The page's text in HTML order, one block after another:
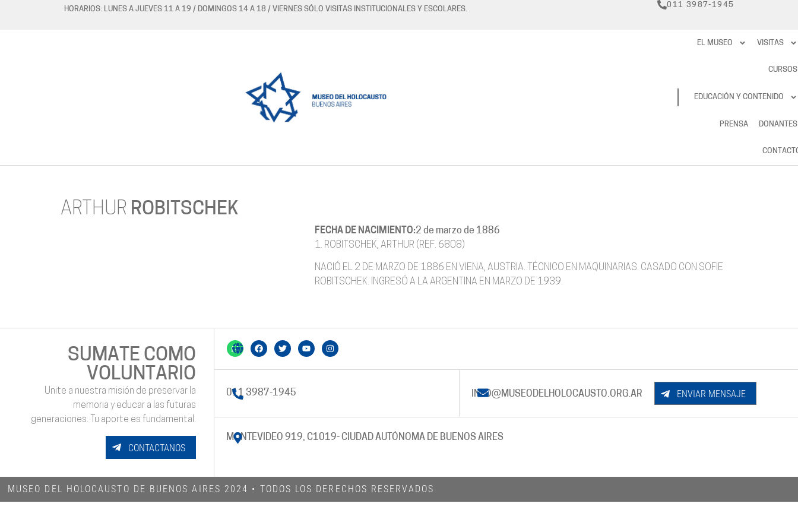
HORARIOS: LUNES A JUEVES 11 A 19 / DOMINGOS 14 A 18 / VIERNES SÓLO VISITAS INSTITUCIONALES Y ESCOLARES.
011 3987-1945
RESERVAS
EL MUSEO VISITAS
CURSOS
EDUCACIÓN Y CONTENIDO
PRENSA DONANTES
ARTHUR ROBITSCHEK
FECHA DE NACIMIENTO:2 de marzo de 1886
1. ROBITSCHEK, ARTHUR (REF. 6808)
NACIÓ EL 2 DE MARZO DE 1886 EN VIENA, AUSTRIA. TÉCNICO EN MAQUINARIAS. CASADO CON SOFIE
ROBITSCHEK. INGRESÓ A LA ARGENTINA EN MARZO DE 1939.
SUMATE COMO
VOLUNTARIO
Unite a nuestra misión de preservar la
memoria y educar a las futuras
generaciones. Tu aporte es fundamental.
CONTACTANOS
011 3987-1945 INFO@MUSEODELHOLOCAUSTO.ORG.AR ENVIAR MENSAJE
MONTEVIDEO 919, C1019- CIUDAD AUTÓNOMA DE BUENOS AIRES
MUSEO DEL HOLOCAUSTO DE BUENOS AIRES 2024​ • TODOS LOS DERECHOS RESERVADOS